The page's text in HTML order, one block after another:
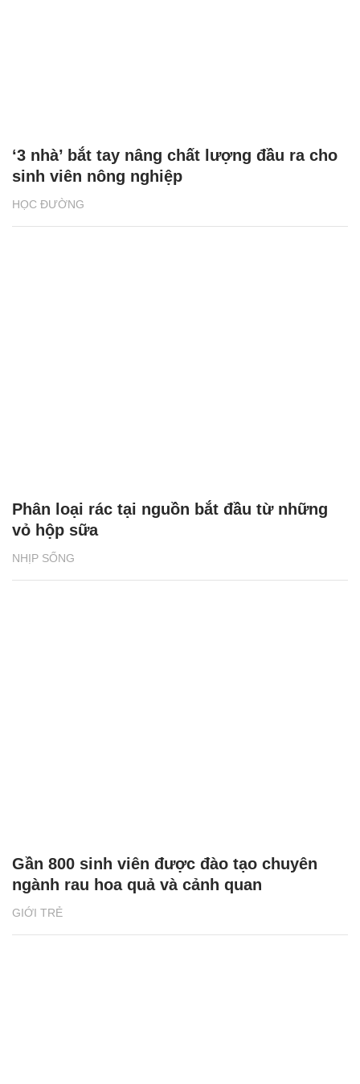
HỌC ĐƯỜNG
‘3 nhà’ bắt tay nâng chất lượng đầu ra cho
sinh viên nông nghiệp
NHỊP SỐNG
Phân loại rác tại nguồn bắt đầu từ những
vỏ hộp sữa
GIỚI TRẺ
Gần 800 sinh viên được đào tạo chuyên
ngành rau hoa quả và cảnh quan